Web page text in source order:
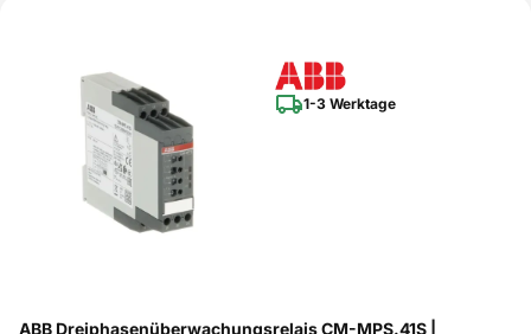
1-3 Werktage
ABB Dreiphasenüberwachungsrelais CM-MPS.41S |